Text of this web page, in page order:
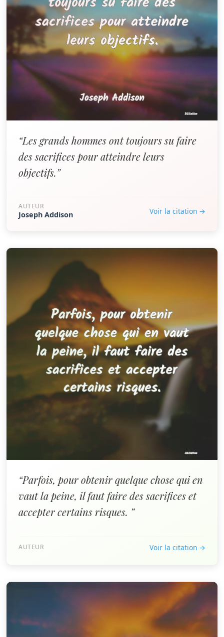
“Les grands hommes ont toujours su faire
des sacrifices pour atteindre leurs
objectifs.”
AUTEUR
Joseph Addison Voir la citation →
“Parfois, pour obtenir quelque chose qui en
vaut la peine, il faut faire des sacrifices et
accepter certains risques. ”
AUTEUR Voir la citation →